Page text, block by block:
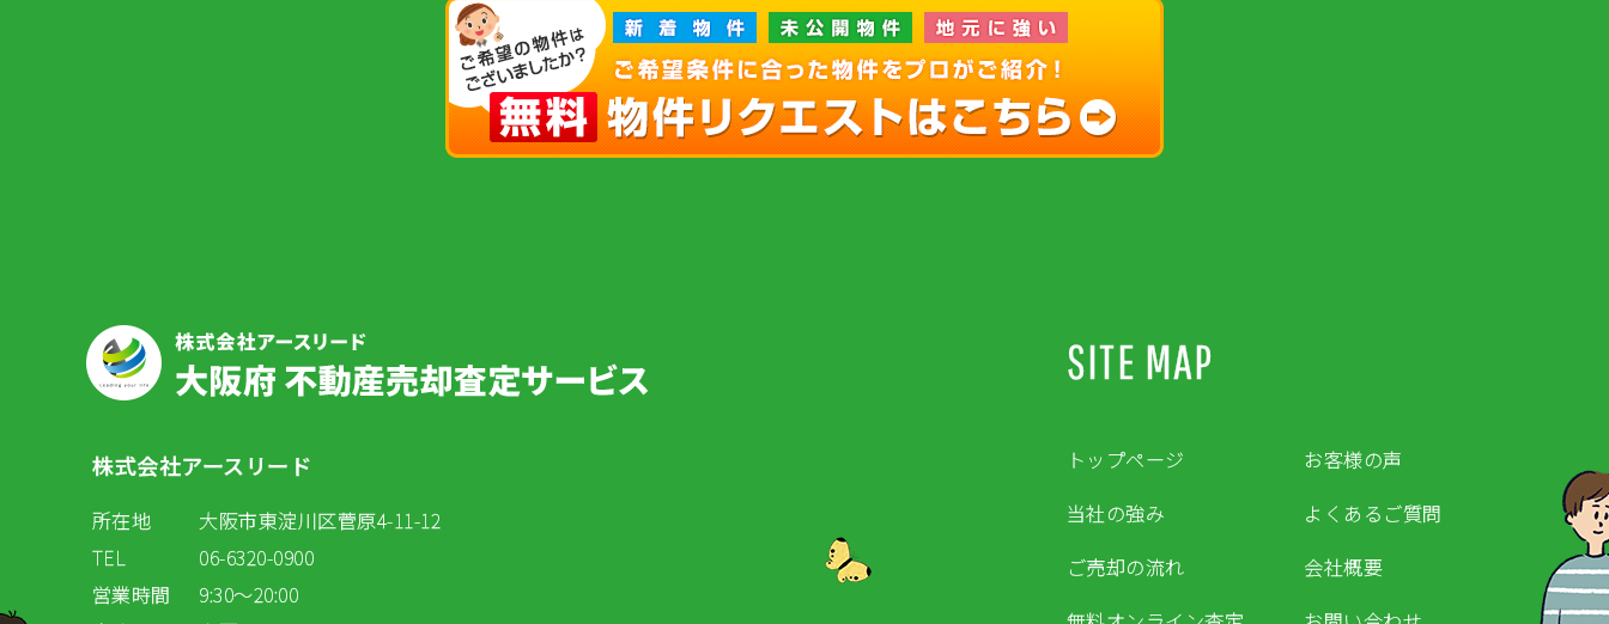
株式会社アースリード
所在地
大阪市東淀川区菅原4-11-12
TEL
06-6320-0900
営業時間
9:30～20:00
SITE MAP
トップページ
当社の強み
ご売却の流れ
お客様の声
よくあるご質問
会社概要